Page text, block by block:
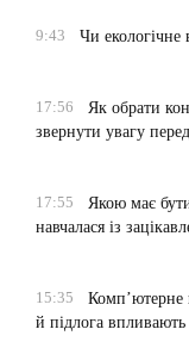
9:43
Чи
17:56
Як обрати
звернути увагу
17:55
Якою має
навчалася із
15:35
Комп’ютерне
й підлога